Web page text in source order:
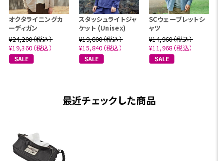
オクタライニングカ
ーディガン
¥24,200（税込）
¥19,360（税込）
スタッシュライトジャ
ケット (Unisex)
¥19,800（税込）
¥15,840（税込）
SCウェーブレットシ
ャツ
¥14,960（税込）
¥11,968（税込）
最近チェックした商品